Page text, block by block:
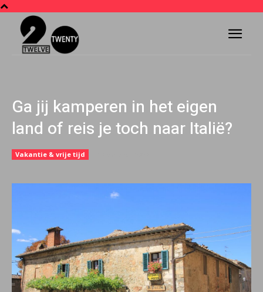
Ga jij kamperen in het eigen
land of reis je toch naar Italië?
Vakantie & vrije tijd